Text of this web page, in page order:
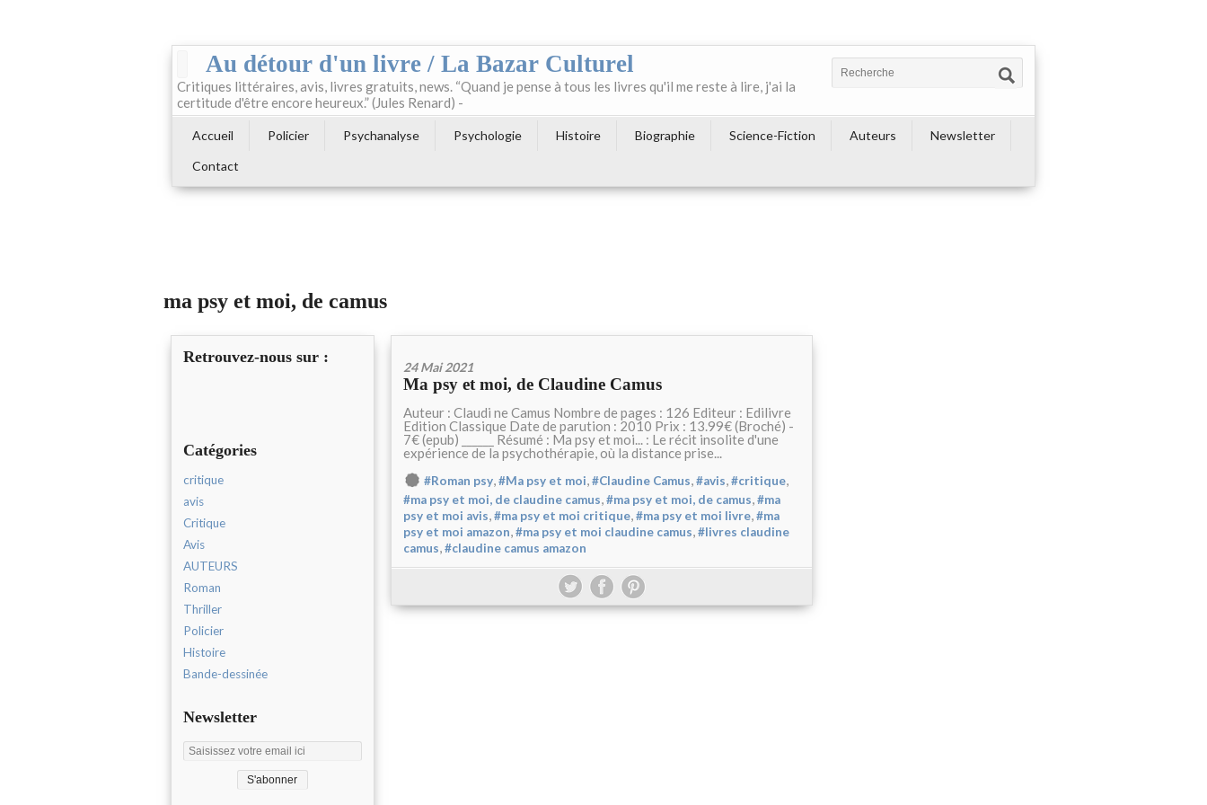
Au détour d'un livre / La Bazar Culturel
Critiques littéraires, avis, livres gratuits, news. “Quand je pense à tous les livres qu'il me reste à lire, j'ai la
certitude d'être encore heureux.” (Jules Renard) -
Accueil Policier Psychanalyse Psychologie Histoire Biographie Science-Fiction Auteurs
Newsletter
Contact
ma psy et moi, de camus
Retrouvez-nous sur :
Catégories
critique
avis
Critique
Avis
AUTEURS
Roman
Thriller
Policier
Histoire
Bande-dessinée
Newsletter
24 Mai 2021
Ma psy et moi, de Claudine Camus
Auteur : Claudi ne Camus Nombre de pages : 126 Editeur : Edilivre
Edition Classique Date de parution : 2010 Prix : 13.99€ (Broché) -
7€ (epub) ______ Résumé : Ma psy et moi... : Le récit insolite d'une
expérience de la psychothérapie, où la distance prise...
#Roman psy,#Ma psy et moi,#Claudine Camus,#avis,#critique,
#ma psy et moi, de claudine camus,#ma psy et moi, de camus,#ma
psy et moi avis,#ma psy et moi critique,#ma psy et moi livre,#ma
psy et moi amazon,#ma psy et moi claudine camus,#livres claudine
camus,#claudine camus amazon